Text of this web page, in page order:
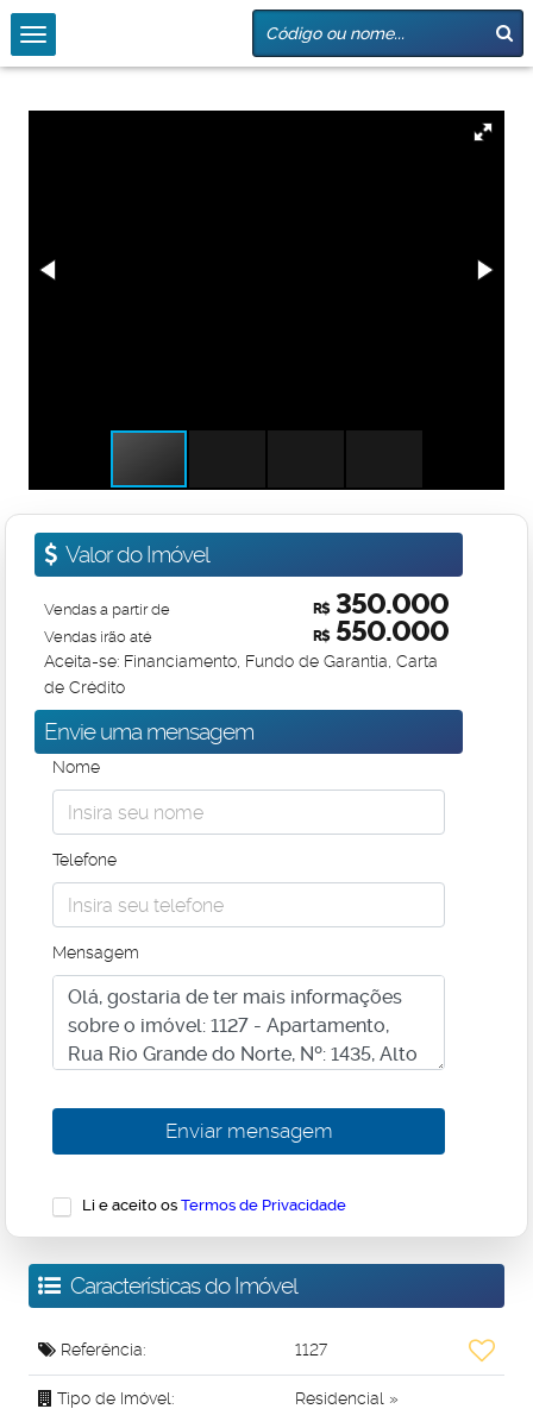
Valor do Imóvel
R$350.000
Vendas a partir de
R$550.000
Vendas irão até
Aceita-se: Financiamento, Fundo de Garantia, Carta
de Crédito
Envie uma mensagem
Nome
Telefone
Mensagem
Li e aceito os Termos de Privacidade
Características do Imóvel
Referência: 1127
Tipo de Imóvel: Residencial »